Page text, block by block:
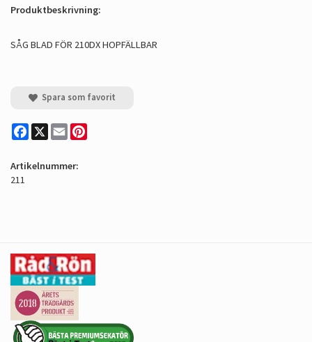
Produktbeskrivning:
SÅG BLAD FÖR 210DX HOPFÄLLBAR
Spara som favorit
Facebook
X Email
Artikelnummer:
211